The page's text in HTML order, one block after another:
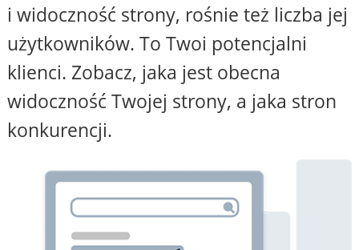
i widoczność strony, rośnie też liczba jej
użytkowników. To Twoi potencjalni
klienci. Zobacz, jaka jest obecna
widoczność Twojej strony, a jaka stron
konkurencji.